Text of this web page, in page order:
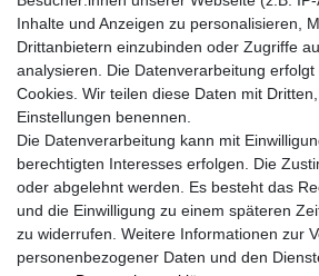
Newsletter
E-MAIL **
Hiermit bestätige ich, dass ich die
Einwilligung kann ich jederzeit widerrufen.**
Abonnieren
Inhalte und Anzeigen zu personalisieren,
Drittanbietern einzubinden oder Zugriffe
analysieren. Die Datenverarbeitung
Cookies. Wir teilen diese Daten mit
Einstellungen benennen.
Die Datenverarbeitung kann mit
berechtigten Interesses erfolgen. Die
oder abgelehnt werden. Es besteht das
und die Einwilligung zu einem späteren
zu widerrufen. Weitere Informationen zur
personenbezogener Daten und den